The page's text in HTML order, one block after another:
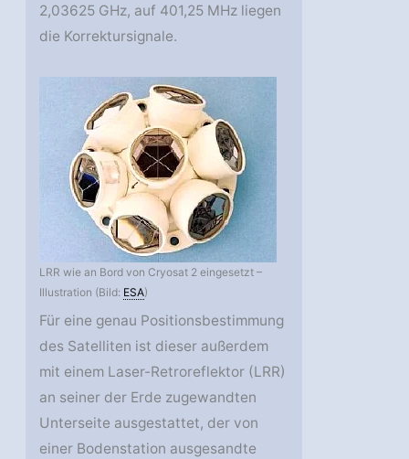
2,03625 GHz, auf 401,25 MHz liegen
die Korrektursignale.
LRR wie an Bord von Cryosat 2 eingesetzt –
Illustration (Bild: ESA)
Für eine genau Positionsbestimmung
des Satelliten ist dieser außerdem
mit einem Laser-Retroreflektor (LRR)
an seiner der Erde zugewandten
Unterseite ausgestattet, der von
einer Bodenstation ausgesandte